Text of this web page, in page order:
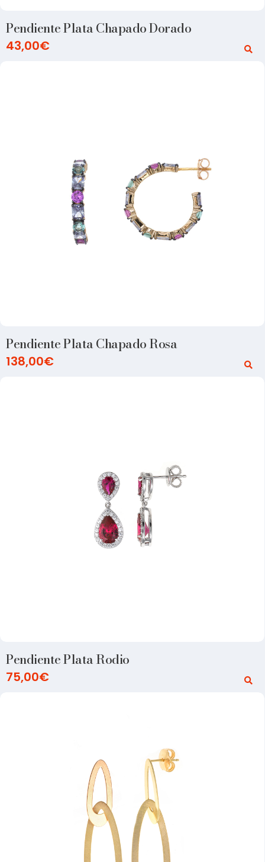
Pendiente Plata Chapado Dorado
43,00€
Pendiente Plata Chapado Rosa
138,00€
Pendiente Plata Rodio
75,00€